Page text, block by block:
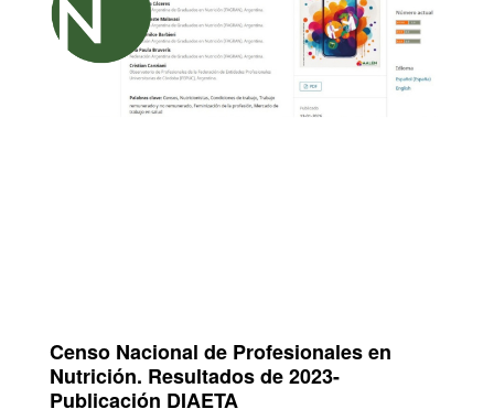
Censo Nacional de Profesionales en
Nutrición. Resultados de 2023-
Publicación DIAETA